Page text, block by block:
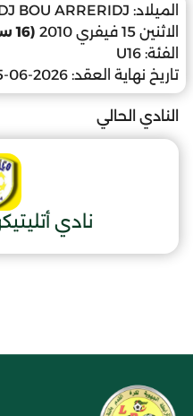
الميلاد: BOU ARRERIDJ
الاثنين 15 فيفري 2010
(16 سنة)
الفئة: U16
تاريخ نهاية العقد: 2026-06-15
النادي الحالي
نادي